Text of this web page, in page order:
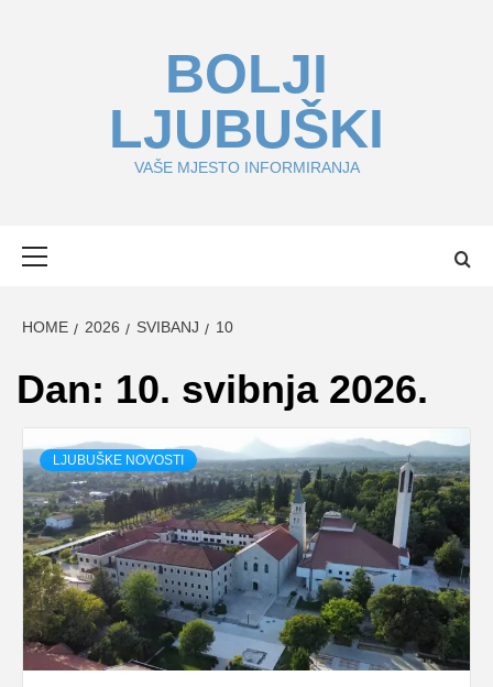
BOLJI
LJUBUŠKI
VAŠE MJESTO INFORMIRANJA
HOME 2026 SVIBANJ 10
Dan: 10. svibnja 2026.
LJUBUŠKE NOVOSTI